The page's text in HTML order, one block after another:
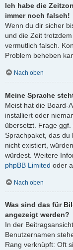
Ich habe die
immer noch falsch!
Wenn du dir sicher
und die Zeit
vermutlich falsch.
Problem beheben
Nach oben
Meine Sprache
Meist hat die Board-
installiert oder
übersetzt. Frage
Sprachpaket, das du
nicht existiert,
würdest. Weitere
phpBB Limited oder
Nach oben
Was sind das für
angezeigt werden?
In der
Benutzernamen
Rang verknüpft: Oft